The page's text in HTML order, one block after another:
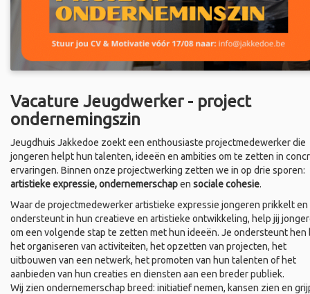
Vacature Jeugdwerker - project
ondernemingszin
Jeugdhuis Jakkedoe zoekt een enthousiaste projectmedewerker die
jongeren helpt hun talenten, ideeën en ambities om te zetten in
ervaringen. Binnen onze projectwerking zetten we in op drie sporen:
artistieke expressie, ondernemerschapen sociale cohesie.
Waar de projectmedewerker artistieke expressie jongeren prikkelt en
ondersteunt in hun creatieve en artistieke ontwikkeling, help jij
om een volgende stap te zetten met hun ideeën. Je ondersteunt hen
het organiseren van activiteiten, het opzetten van projecten, het
uitbouwen van een netwerk, het promoten van hun talenten of het
aanbieden van hun creaties en diensten aan een breder publiek.
Wij zien ondernemerschap breed: initiatief nemen, kansen zien en